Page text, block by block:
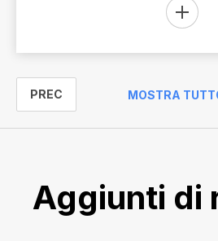
PREC MOSTRA
Aggiunti di